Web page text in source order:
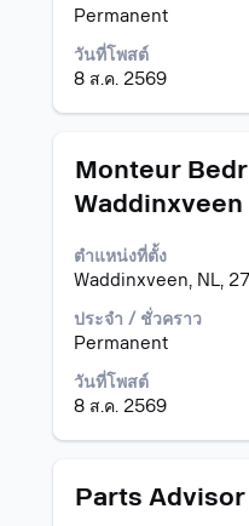
Permanent
วันที่โพสต์
8 ส.ค. 2569
ดู
เนื้อหา
แบบ
เต็ม
ของ
งาน
ตำแหน่ง
Monteur
Waddinxveen
ตำแหน่งที่ตั้ง
Waddinxveen, NL,
ประจำ / ชั่วคราว
Permanent
วันที่โพสต์
8 ส.ค. 2569
เลือก
ใช้
Bar
เพื่อ
ดู
เนื้อหา
เต็ม
ของ
ตำแหน่ง
Parts Advisor
เลือก